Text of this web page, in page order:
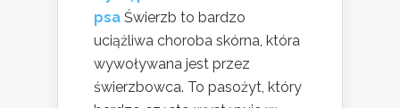
psa Świerzb to bardzo
uciążliwa choroba skórna, która
wywoływana jest przez
świerzbowca. To pasożyt, który